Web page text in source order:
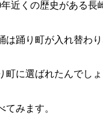
近くの歴史がある
踊り町が入れ替わり
町に選ばれたんでしょ
みます。